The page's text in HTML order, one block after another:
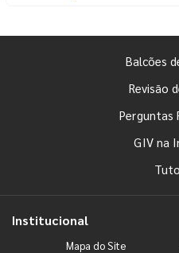
Balcões
Revisão
Perguntas
GIV na
Institucional
Mapa do Site